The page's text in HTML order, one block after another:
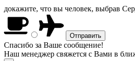
докажите, что вы человек, выбрав
Спасибо за Ваше сообщение!
Наш менеджер свяжется с Вами в